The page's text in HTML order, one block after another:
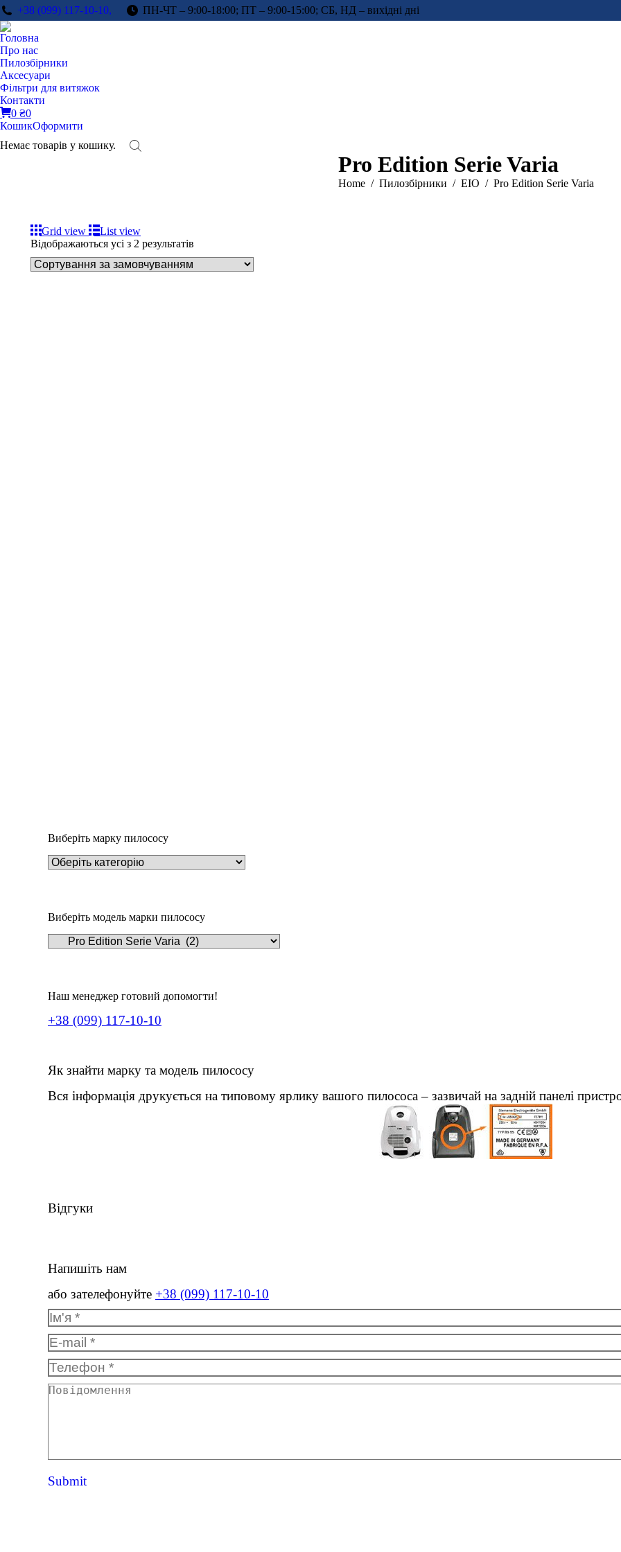
+38 (099) 117-10-10, ПН-ЧТ – 9:00-18:00; ПТ – 9:00-15:00; СБ, НД – вихідні дні
Головна
Про нас
Пилозбірники
Аксесуари
Фільтри для витяжок
Контакти
0 ₴0
КошикОформити
Немає товарів у кошику.
Pro Edition Serie Varia
You are here:
Home Пилозбірники EIO Pro Edition Serie Varia
Grid view
List view
Відображаються усі з 2 результатів
Виберіть марку пилососу
Виберіть модель марки пилососу
Наш менеджер готовий допомогти!
+38 (099) 117-10-10
Як знайти марку та модель пилососу
Вся інформація друкується на типовому ярлику вашого пилососа – зазвичай на задній панелі
Відгуки
Напишіть нам
або зателефонуйте +38 (099) 117-10-10
Ім'я *
E-mail *
Телефон *
Повідомлення
Submit